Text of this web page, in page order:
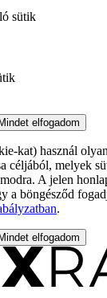
sütik
Mindet elfogadom
kat) használ
céljából, melyek
A jelen
a böngésződ
.
Mindet elfogadom